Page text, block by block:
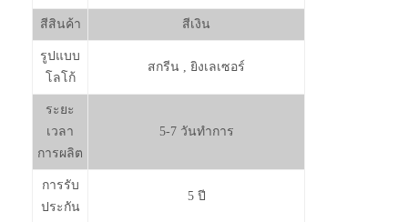
สีสินค้า สีเงิน
รูปแบบ
โลโก้
สกรีน , ยิงเลเซอร์
ระยะ
เวลา
การผลิต
5-7 วันทำการ
การรับ
ประกัน
5 ปี